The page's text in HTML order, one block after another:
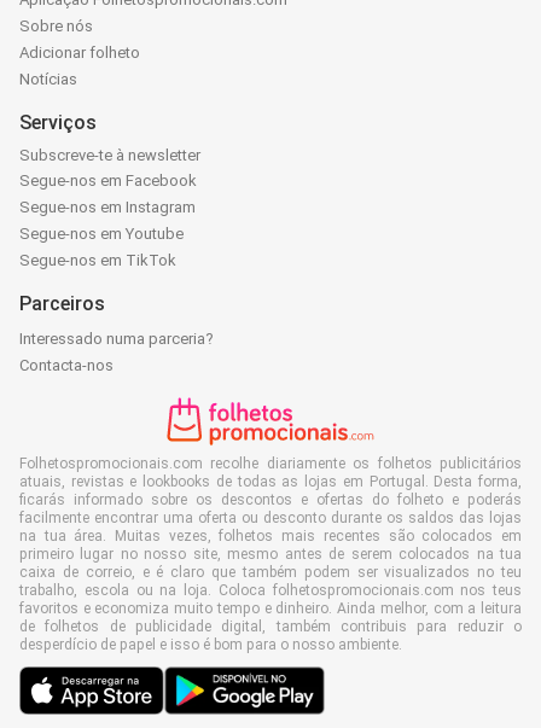
Sobre nós
Adicionar folheto
Notícias
Serviços
Subscreve-te à newsletter
Segue-nos em Facebook
Segue-nos em Instagram
Segue-nos em Youtube
Segue-nos em TikTok
Parceiros
Interessado numa parceria?
Contacta-nos
Folhetospromocionais.com recolhe diariamente os folhetos publicitários
atuais, revistas e lookbooks de todas as lojas em Portugal. Desta forma,
ficarás informado sobre os descontos e ofertas do folheto e poderás
facilmente encontrar uma oferta ou desconto durante os saldos das lojas
na tua área. Muitas vezes, folhetos mais recentes são colocados em
primeiro lugar no nosso site, mesmo antes de serem colocados na tua
caixa de correio, e é claro que também podem ser visualizados no teu
trabalho, escola ou na loja. Coloca folhetospromocionais.com nos teus
favoritos e economiza muito tempo e dinheiro. Ainda melhor, com a leitura
de folhetos de publicidade digital, também contribuis para reduzir o
desperdício de papel e isso é bom para o nosso ambiente.